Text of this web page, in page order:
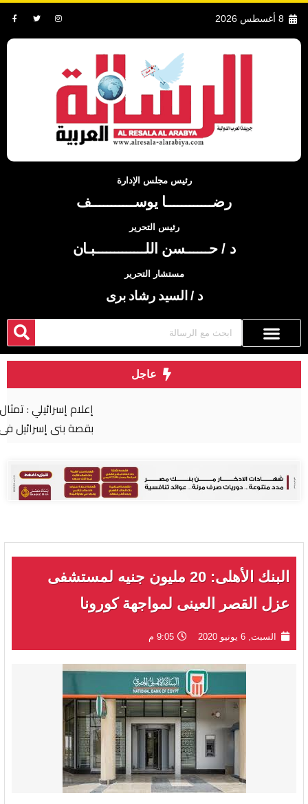
8 أغسطس 2026
رئيس مجلس الإدارة
رضــــــــــــا يوســـــــــــف
رئيس التحرير
د / حــــــسن اللـــــــــــــبـان
مستشار التحرير
د / السيد رشاد برى
عاجل
إعلام إسرائيلي : تمثال رمسيس الثاني تربطه علاقة
البنك الأهلى: 20 مليون جنيه لمستشفى
عزل القصر العينى لمواجهة كورونا
السبت, 6 يونيو 2020 9:05 م